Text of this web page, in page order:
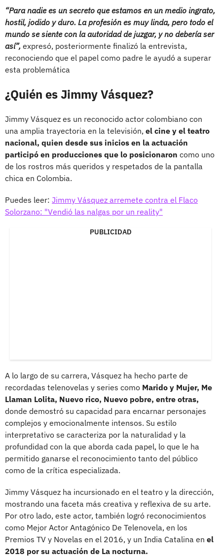
“Para nadie es un secreto que estamos en un medio ingrato,
hostil, jodido y duro. La profesión es muy linda, pero todo el
mundo se siente con la autoridad de juzgar, y no debería ser
así”, expresó, posteriormente finalizó la entrevista,
reconociendo que el papel como padre le ayudó a superar
esta problemática
¿Quién es Jimmy Vásquez?
Jimmy Vásquez es un reconocido actor colombiano con
una amplia trayectoria en la televisión, el cine y el teatro
nacional, quien desde sus inicios en la actuación
participó en producciones que lo posicionaron como uno
de los rostros más queridos y respetados de la pantalla
chica en Colombia.
Puedes leer: Jimmy Vásquez arremete contra el Flaco
Solorzano: "Vendió las nalgas por un reality"
PUBLICIDAD
A lo largo de su carrera, Vásquez ha hecho parte de
recordadas telenovelas y series como Marido y Mujer, Me
Llaman Lolita, Nuevo rico, Nuevo pobre, entre otras,
donde demostró su capacidad para encarnar personajes
complejos y emocionalmente intensos. Su estilo
interpretativo se caracteriza por la naturalidad y la
profundidad con la que aborda cada papel, lo que le ha
permitido ganarse el reconocimiento tanto del público
como de la crítica especializada.
Jimmy Vásquez ha incursionado en el teatro y la dirección,
mostrando una faceta más creativa y reflexiva de su arte.
Por otro lado, este actor, también logró reconocimientos
como Mejor Actor Antagónico De Telenovela, en los
Premios TV y Novelas en el 2016, y un India Catalina en el
2018 por su actuación de La nocturna.